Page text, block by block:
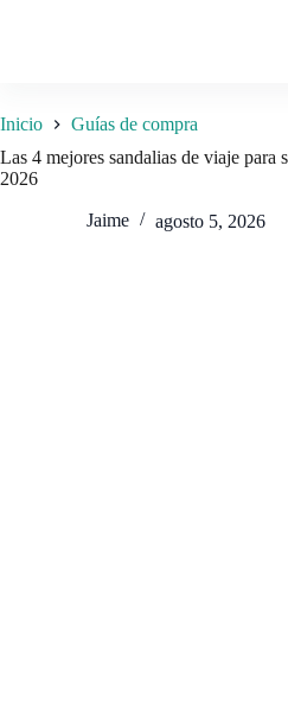
Inicio
Guías de compra
Las 4 mejores sandalias de viaje para
2026
Jaime agosto 5, 2026